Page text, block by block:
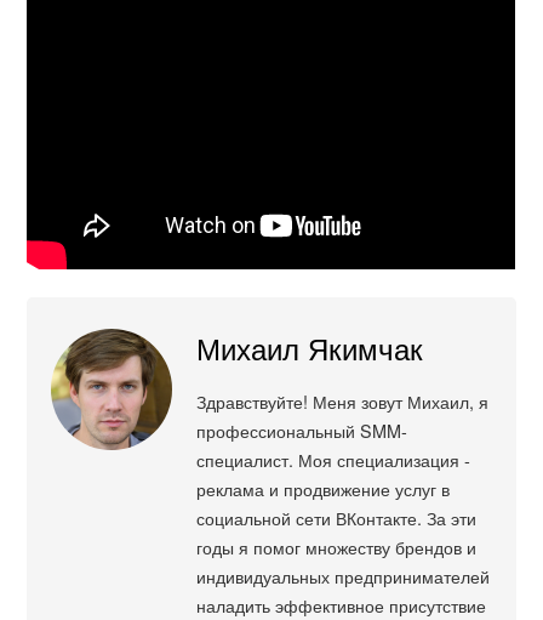
Михаил Якимчак
Здравствуйте! Меня зовут Михаил, я
профессиональный SMM-
специалист. Моя специализация -
реклама и продвижение услуг в
социальной сети ВКонтакте. За эти
годы я помог множеству брендов и
индивидуальных предпринимателей
наладить эффективное присутствие